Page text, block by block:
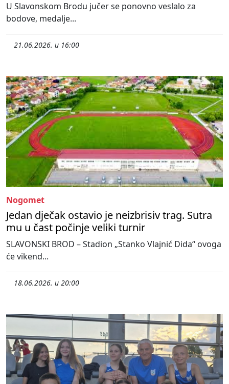
U Slavonskom Brodu jučer se ponovno veslalo za
bodove, medalje...
21.06.2026. u 16:00
Nogomet
Jedan dječak ostavio je neizbrisiv trag. Sutra
mu u čast počinje veliki turnir
SLAVONSKI BROD – Stadion „Stanko Vlajnić Dida“ ovoga
će vikend...
18.06.2026. u 20:00